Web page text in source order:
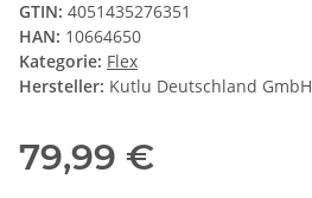
GTIN: 4051435276351
HAN: 10664650
Kategorie: Flex
Hersteller: Kutlu Deutschland GmbH
79,99 €